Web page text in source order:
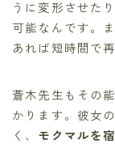
うに変形させた
可能なんです。
あれば短時間で
蒼木先生もその
かります。彼女
く、 モクマルを